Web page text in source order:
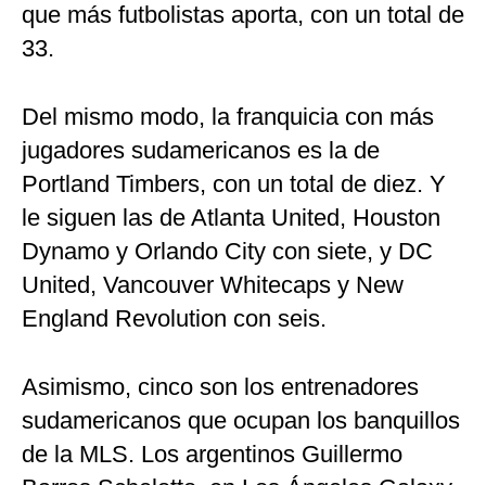
que más futbolistas aporta, con un total de
33.
Del mismo modo, la franquicia con más
jugadores sudamericanos es la de
Portland Timbers, con un total de diez. Y
le siguen las de Atlanta United, Houston
Dynamo y Orlando City con siete, y DC
United, Vancouver Whitecaps y New
England Revolution con seis.
Asimismo, cinco son los entrenadores
sudamericanos que ocupan los banquillos
de la MLS. Los argentinos Guillermo